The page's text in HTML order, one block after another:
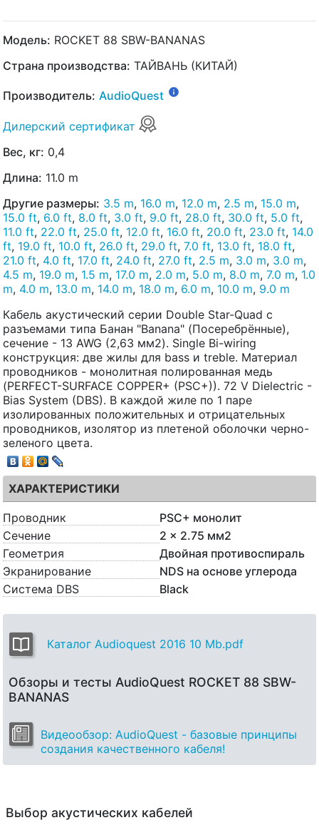
Модель: ROCKET 88 SBW-BANANAS
Страна производства: ТАЙВАНЬ (КИТАЙ)
Производитель: AudioQuest
Дилерский сертификат
Вес, кг: 0,4
Длина: 11.0 m
Другие размеры: 3.5 m, 16.0 m, 12.0 m, 2.5 m, 15.0 m,
15.0 ft, 6.0 ft, 8.0 ft, 3.0 ft, 9.0 ft, 28.0 ft, 30.0 ft, 5.0 ft,
11.0 ft, 22.0 ft, 25.0 ft, 12.0 ft, 16.0 ft, 20.0 ft, 23.0 ft, 14.0
ft, 19.0 ft, 10.0 ft, 26.0 ft, 29.0 ft, 7.0 ft, 13.0 ft, 18.0 ft,
21.0 ft, 4.0 ft, 17.0 ft, 24.0 ft, 27.0 ft, 2.5 m, 3.0 m, 3.0 m,
4.5 m, 19.0 m, 1.5 m, 17.0 m, 2.0 m, 5.0 m, 8.0 m, 7.0 m, 1.0
m, 4.0 m, 13.0 m, 14.0 m, 18.0 m, 6.0 m, 10.0 m, 9.0 m
Кабель акустический серии Double Star-Quad с
разъемами типа Банан "Banana" (Посеребрённые),
сечение - 13 AWG (2,63 мм2). Single Bi-wiring
конструкция: две жилы для bass и treble. Материал
проводников - монолитная полированная медь
(PERFECT-SURFACE COPPER+ (PSC+)). 72 V Dielectric -
Bias System (DBS). В каждой жиле по 1 паре
изолированных положительных и отрицательных
проводников, изолятор из плетеной оболочки черно-
зеленого цвета.
ХАРАКТЕРИСТИКИ
Проводник
PSC+ монолит
Сечение
2 x 2.75 мм2
Геометрия
Двойная противоспираль
Экранирование
NDS на основе углерода
Система DBS
Black
Каталог Audioquest 2016 10 Mb.pdf
Обзоры и тесты AudioQuest ROCKET 88 SBW-
BANANAS
Видеообзор: AudioQuest - базовые принципы
создания качественного кабеля!
Выбор акустических кабелей